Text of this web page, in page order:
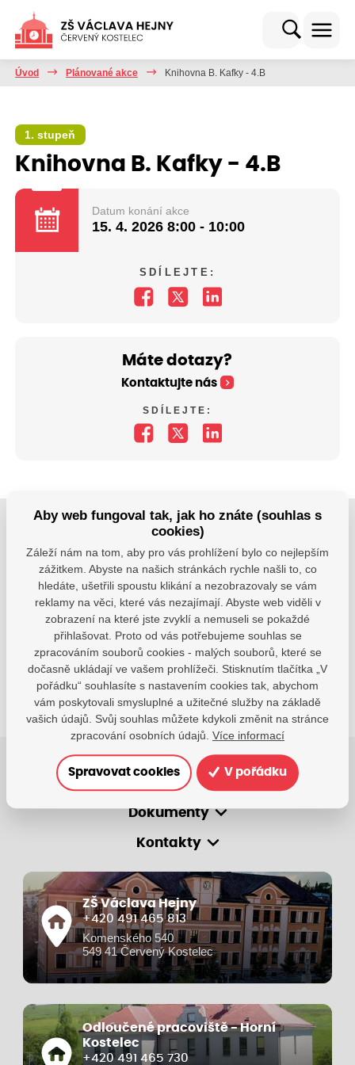
Úvod Plánované akce Knihovna B. Kafky - 4.B
1. stupeň
Knihovna B. Kafky - 4.B
Datum konání akce
15. 4. 2026 8:00 - 10:00
SDÍLEJTE:
Máte dotazy?
Kontaktujte nás
SDÍLEJTE:
Jsme tu pro Vaše děti.
Jsme k dispozici, pokud potřebujete pomoci.
zsvhejny@zsvhejny.cz
+420 491 465 813
po-pá: 7:30 - 15:30 hod.
O škole
Dokumenty
Kontakty
ZŠ Václava Hejny
+420 491 465 813
Komenského 540
549 41 Červený Kostelec
Odloučené pracoviště - Horní
Kostelec
+420 491 465 730
Aby web fungoval tak, jak ho znáte (souhlas s
cookies)
Záleží nám na tom, aby pro vás prohlížení bylo co nejlepším
zážitkem. Abyste na našich stránkách rychle našli to, co
hledáte, ušetřili spoustu klikání a nezobrazovaly se vám
reklamy na věci, které vás nezajímají. Abyste web viděli v
zobrazení na které jste zvyklí a nemuseli se pokaždé
přihlašovat. Proto od vás potřebujeme souhlas se
zpracováním souborů cookies - malých souborů, které se
dočasně ukládají ve vašem prohlížeči. Stisknutím tlačítka „V
pořádku“ souhlasíte s nastavením cookies tak, abychom
vám poskytovali smysluplné a užitečné služby na základě
vašich údajů. Svůj souhlas můžete kdykoli změnit na stránce
zpracování osobních údajů. Více informací
Spravovat cookies V pořádku